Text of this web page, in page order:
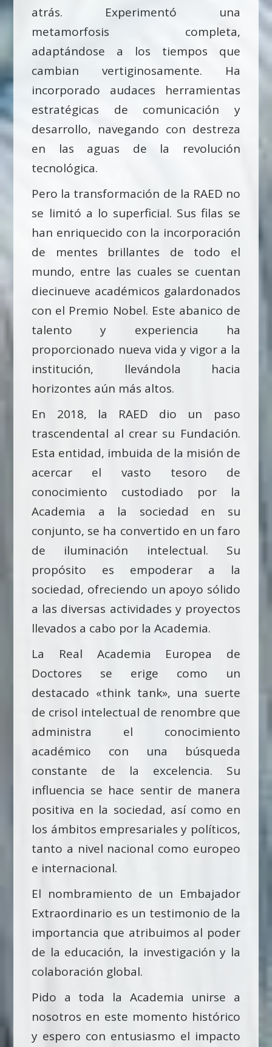
atrás. Experimentó una
metamorfosis completa,
adaptándose a los tiempos que
cambian vertiginosamente. Ha
incorporado audaces herramientas
estratégicas de comunicación y
desarrollo, navegando con destreza
en las aguas de la revolución
tecnológica.
Pero la transformación de la RAED no
se limitó a lo superficial. Sus filas se
han enriquecido con la incorporación
de mentes brillantes de todo el
mundo, entre las cuales se cuentan
diecinueve académicos galardonados
con el Premio Nobel. Este abanico de
talento y experiencia ha
proporcionado nueva vida y vigor a la
institución, llevándola hacia
horizontes aún más altos.
En 2018, la RAED dio un paso
trascendental al crear su Fundación.
Esta entidad, imbuida de la misión de
acercar el vasto tesoro de
conocimiento custodiado por la
Academia a la sociedad en su
conjunto, se ha convertido en un faro
de iluminación intelectual. Su
propósito es empoderar a la
sociedad, ofreciendo un apoyo sólido
a las diversas actividades y proyectos
llevados a cabo por la Academia.
La Real Academia Europea de
Doctores se erige como un
destacado «think tank», una suerte
de crisol intelectual de renombre que
administra el conocimiento
académico con una búsqueda
constante de la excelencia. Su
influencia se hace sentir de manera
positiva en la sociedad, así como en
los ámbitos empresariales y políticos,
tanto a nivel nacional como europeo
e internacional.
El nombramiento de un Embajador
Extraordinario es un testimonio de la
importancia que atribuimos al poder
de la educación, la investigación y la
colaboración global.
Pido a toda la Academia unirse a
nosotros en este momento histórico
y espero con entusiasmo el impacto